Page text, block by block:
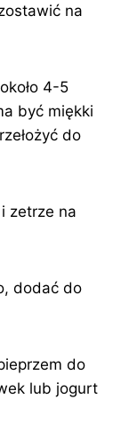
na
4-5
być miękki
do
zetrze na
dodać do
do
lub jogurt